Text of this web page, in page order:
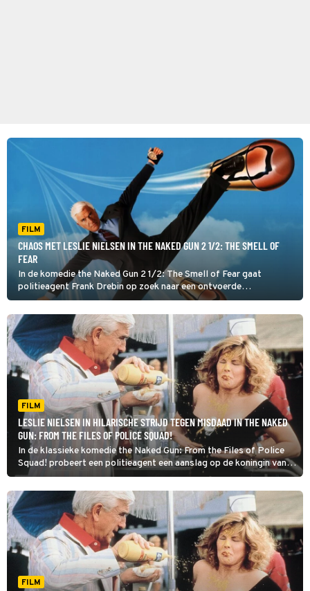
FILM
CHAOS MET LESLIE NIELSEN IN THE NAKED GUN 2 1/2: THE SMELL OF
FEAR
In de komedie the Naked Gun 2 1/2: The Smell of Fear gaat
politieagent Frank Drebin op zoek naar een ontvoerde
wetenschapper. Dat levert de nodige chaos op.
FILM
LESLIE NIELSEN IN HILARISCHE STRIJD TEGEN MISDAAD IN THE NAKED
GUN: FROM THE FILES OF POLICE SQUAD!
In de klassieke komedie the Naked Gun: From the Files of Police
Squad! probeert een politieagent een aanslag op de koningin van
Engeland te voorkomen.
FILM